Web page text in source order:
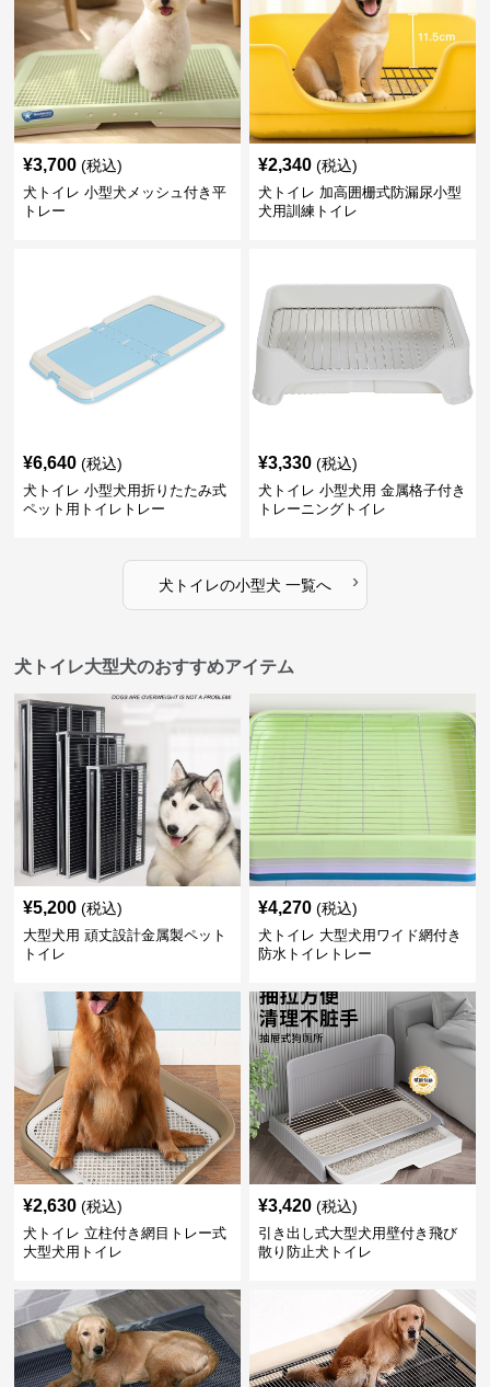
¥3,700 (税込)
犬トイレ 小型犬メッシュ付き平
トレー
¥2,340 (税込)
犬トイレ 加高囲栅式防漏尿小型
犬用訓練トイレ
¥6,640 (税込)
犬トイレ 小型犬用折りたたみ式
ペット用トイレトレー
¥3,330 (税込)
犬トイレ 小型犬用 金属格子付き
トレーニングトイレ
犬トイレの小型犬 一覧へ ›
犬トイレ大型犬のおすすめアイテム
¥5,200 (税込)
大型犬用 頑丈設計金属製ペット
トイレ
¥4,270 (税込)
犬トイレ 大型犬用ワイド網付き
防水トイレトレー
¥2,630 (税込)
犬トイレ 立柱付き網目トレー式
大型犬用トイレ
¥3,420 (税込)
引き出し式大型犬用壁付き飛び
散り防止犬トイレ